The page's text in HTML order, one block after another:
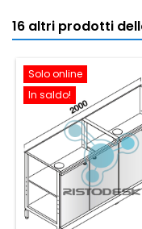
16 altri prodotti
Solo online
In saldo!